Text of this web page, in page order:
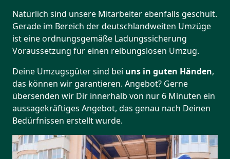
Natürlich sind unsere Mitarbeiter ebenfalls geschult.
Gerade im Bereich der deutschlandweiten Umzüge
ist eine ordnungsgemäße Ladungssicherung
Voraussetzung für einen reibungslosen Umzug.
Deine Umzugsgüter sind bei uns in guten Händen,
das können wir garantieren. Angebot? Gerne
übersenden wir Dir innerhalb von nur 6 Minuten ein
aussagekräftiges Angebot, das genau nach Deinen
Bedürfnissen erstellt wurde.